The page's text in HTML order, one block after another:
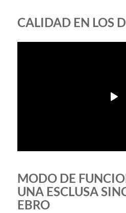
CALIDAD EN LOS
MODO DE
UNA ESCLUSA
EBRO